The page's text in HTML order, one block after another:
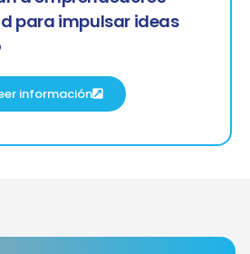
para impulsar ideas
información